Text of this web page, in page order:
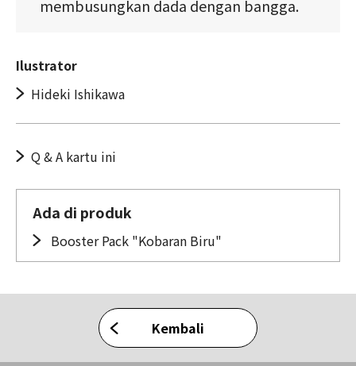
membusungkan dada dengan bangga.
Ilustrator
Hideki Ishikawa
Q & A kartu ini
Ada di produk
Booster Pack "Kobaran Biru"
Kembali